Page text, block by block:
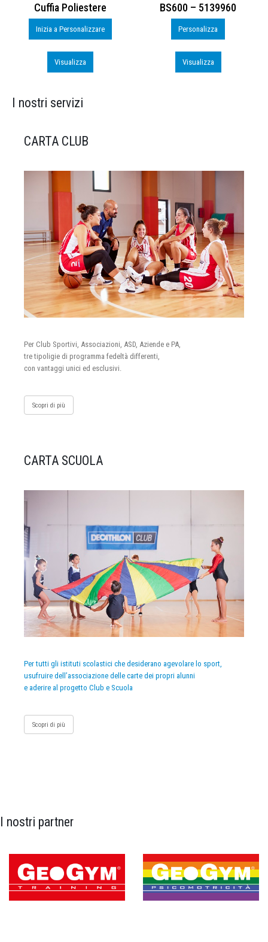
Cuffia Poliestere
Inizia a Personalizzare
Visualizza
BS600 – 5139960
Personalizza
Visualizza
I nostri servizi
CARTA CLUB
Per Club Sportivi, Associazioni, ASD, Aziende e PA,
tre tipoligie di programma fedeltà differenti,
con vantaggi unici ed esclusivi.
Scopri di più
CARTA SCUOLA
Per tutti gli istituti scolastici che desiderano agevolare lo sport,
usufruire dell’associazione delle carte dei propri alunni
e aderire al progetto Club e Scuola
Scopri di più
I nostri partner